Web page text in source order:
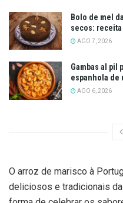
Bolo de mel
secos:
AGO 7, 2026
Gambas al pil
espanhola de
AGO 6, 2026
O arroz de marisco à
deliciosos e tradicionais